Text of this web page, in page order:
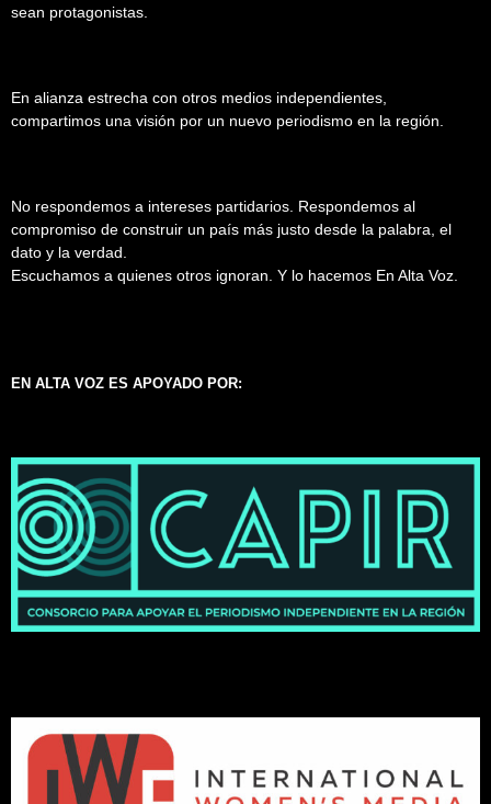
sean protagonistas.
En alianza estrecha con otros medios independientes,
compartimos una visión por un nuevo periodismo en la región.
No respondemos a intereses partidarios. Respondemos al
compromiso de construir un país más justo desde la palabra, el
dato y la verdad.
Escuchamos a quienes otros ignoran. Y lo hacemos En Alta Voz.
EN ALTA VOZ ES APOYADO POR: